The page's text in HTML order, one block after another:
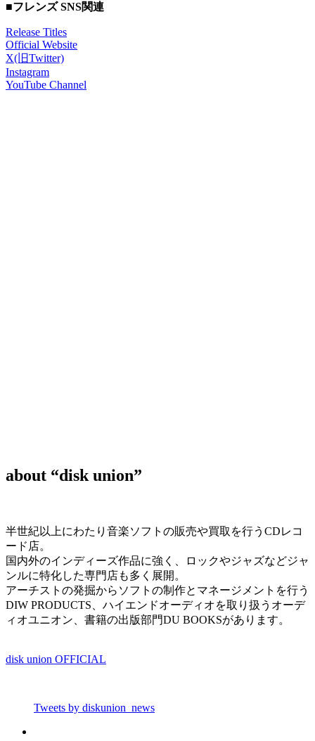
■フレンズ SNS関連
Release Titles
Official Website
X(旧Twitter)
Instagram
YouTube Channel
about “disk union”
半世紀以上にわたり音楽ソフトの販売や買取を行うCDレコ
ード店。
国内外のインディーズ作品に強く、ロックやジャズなどジャ
ンルに特化した専門店も多く展開。
アーチストの発掘からソフトの制作とマネージメントを行う
DIW PRODUCTS、ハイエンドオーディオを取り扱うオーデ
ィオユニオン、書籍の出版部門DU BOOKSがあります。
disk union OFFICIAL
Tweets by diskunion_news